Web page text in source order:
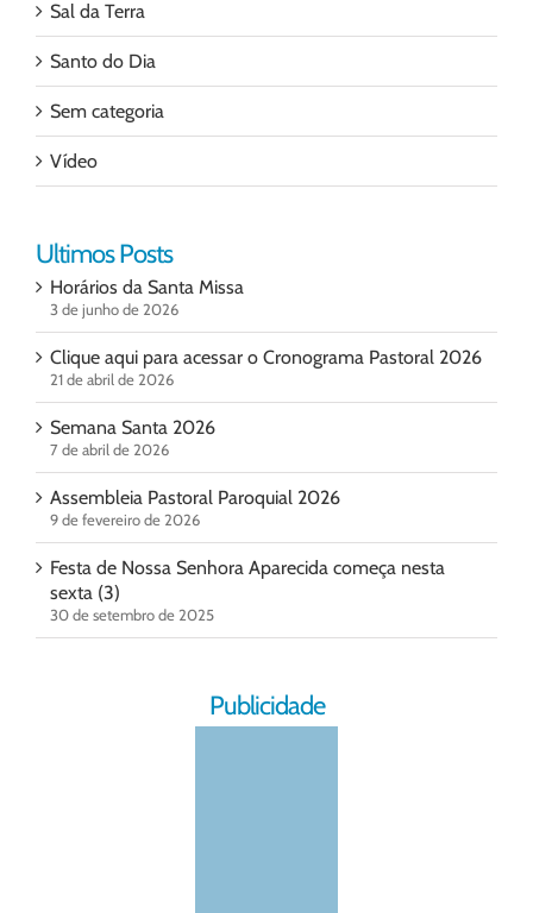
Sal da Terra
Santo do Dia
Sem categoria
Vídeo
Ultimos Posts
Horários da Santa Missa
3 de junho de 2026
Clique aqui para acessar o Cronograma Pastoral 2026
21 de abril de 2026
Semana Santa 2026
7 de abril de 2026
Assembleia Pastoral Paroquial 2026
9 de fevereiro de 2026
Festa de Nossa Senhora Aparecida começa nesta
sexta (3)
30 de setembro de 2025
Publicidade